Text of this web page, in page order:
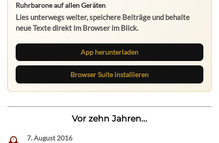
Ruhrbarone auf allen Geräten
Lies unterwegs weiter, speichere Beiträge und behalte
neue Texte direkt im Browser im Blick.
App herunterladen
Browser Suite installieren
Vor zehn Jahren...
7. August 2016